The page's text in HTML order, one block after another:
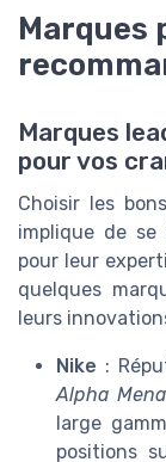
Marques
Marques
pour vos
Choisir les
implique de se
pour leur
quelques
leurs
Nike :
Alpha
large
positions